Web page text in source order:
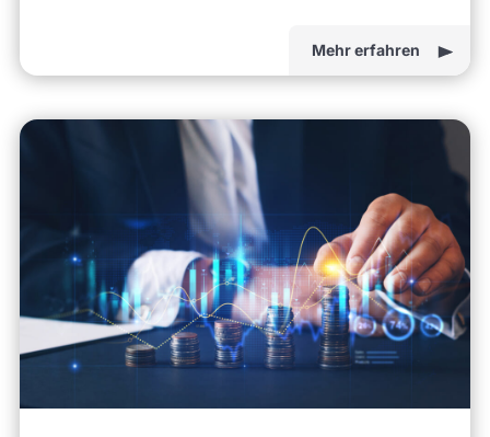
Mehr erfahren